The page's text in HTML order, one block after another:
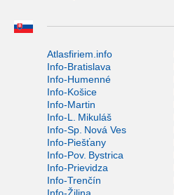
Atlasfiriem.info
Info-Bratislava
Info-Humenné
Info-Košice
Info-Martin
Info-L. Mikuláš
Info-Sp. Nová Ves
Info-Piešťany
Info-Pov. Bystrica
Info-Prievidza
Info-Trenčín
Info-Žilina